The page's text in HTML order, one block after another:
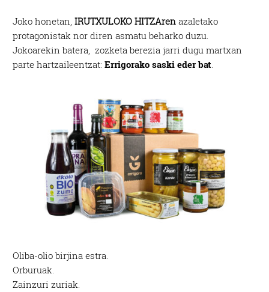
Joko honetan,IRUTXULOKO HITZAren azaletako
protagonistak nor diren asmatu beharko duzu.
Jokoarekin batera, zozketa berezia jarri dugu martxan
parte hartzaileentzat: Errigorako saski eder bat.
Oliba-olio birjina estra.
Orburuak.
Zainzuri zuriak.